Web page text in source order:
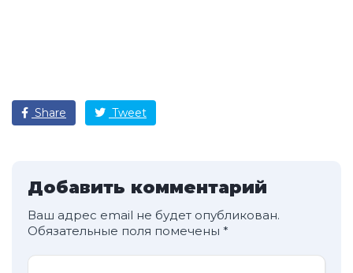
Share Tweet
Добавить комментарий
Ваш адрес email не будет опубликован.
Обязательные поля помечены *